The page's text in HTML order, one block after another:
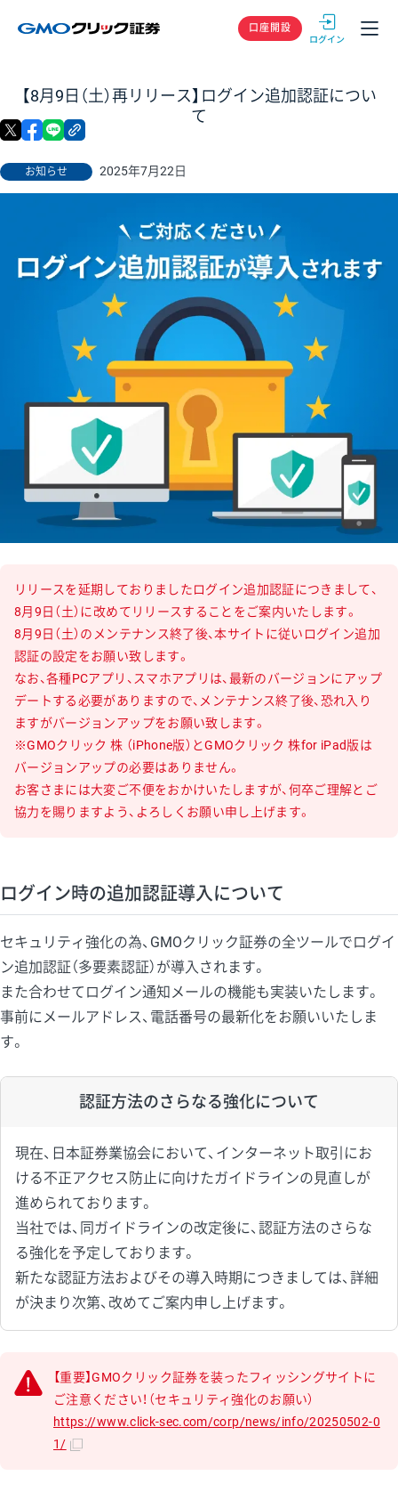
GMOクリック
口座開設
【8月9日（土）再リリース】ログイン追加認証につい
て
お知らせ 2025年7月22日
X facebook
リリースを延期しておりましたログイン追加認証につきまして、
8月9日（土）に改めてリリースすることをご案内いたします。
8月9日（土）のメンテナンス終了後、本サイトに従いログイン追加
認証の設定をお願い致します。
なお、各種PCアプリ、スマホアプリは、最新のバージョンにアップ
デートする必要がありますので、メンテナンス終了後、恐れ入り
ますがバージョンアップをお願い致します。
※GMOクリック 株 （iPhone版）とGMOクリック 株for iPad版は
バージョンアップの必要はありません。
お客さまには大変ご不便をおかけいたしますが、何卒ご理解とご
協力を賜りますよう、よろしくお願い申し上げます。
ログイン時の追加認証導入について
セキュリティ強化の為、GMOクリック証券の全ツールでログイ
ン追加認証（多要素認証）が導入されます。
また合わせてログイン通知メールの機能も実装いたします。
事前にメールアドレス、電話番号の最新化をお願いいたしま
す。
認証方法のさらなる強化について
現在、日本証券業協会において、インターネット取引にお
ける不正アクセス防止に向けたガイドラインの見直しが
進められております。
当社では、同ガイドラインの改定後に、認証方法のさらな
る強化を予定しております。
新たな認証方法およびその導入時期につきましては、詳細
が決まり次第、改めてご案内申し上げます。
【重要】GMOクリック証券を装ったフィッシングサイトに
ご注意ください！（セキュリティ強化のお願い）
https://www.click-sec.com/corp/news/info/20250502-0
1/